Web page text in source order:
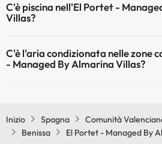
C'è piscina nell'El Portet -
Villas?
Qui potete trovare maggiori informazioni
installazioni.
C'è l'aria condizionata nelle zone
- Managed By Almarina Villas?
Inizio
Spagna Comunità
Benissa
El Portet - Managed By